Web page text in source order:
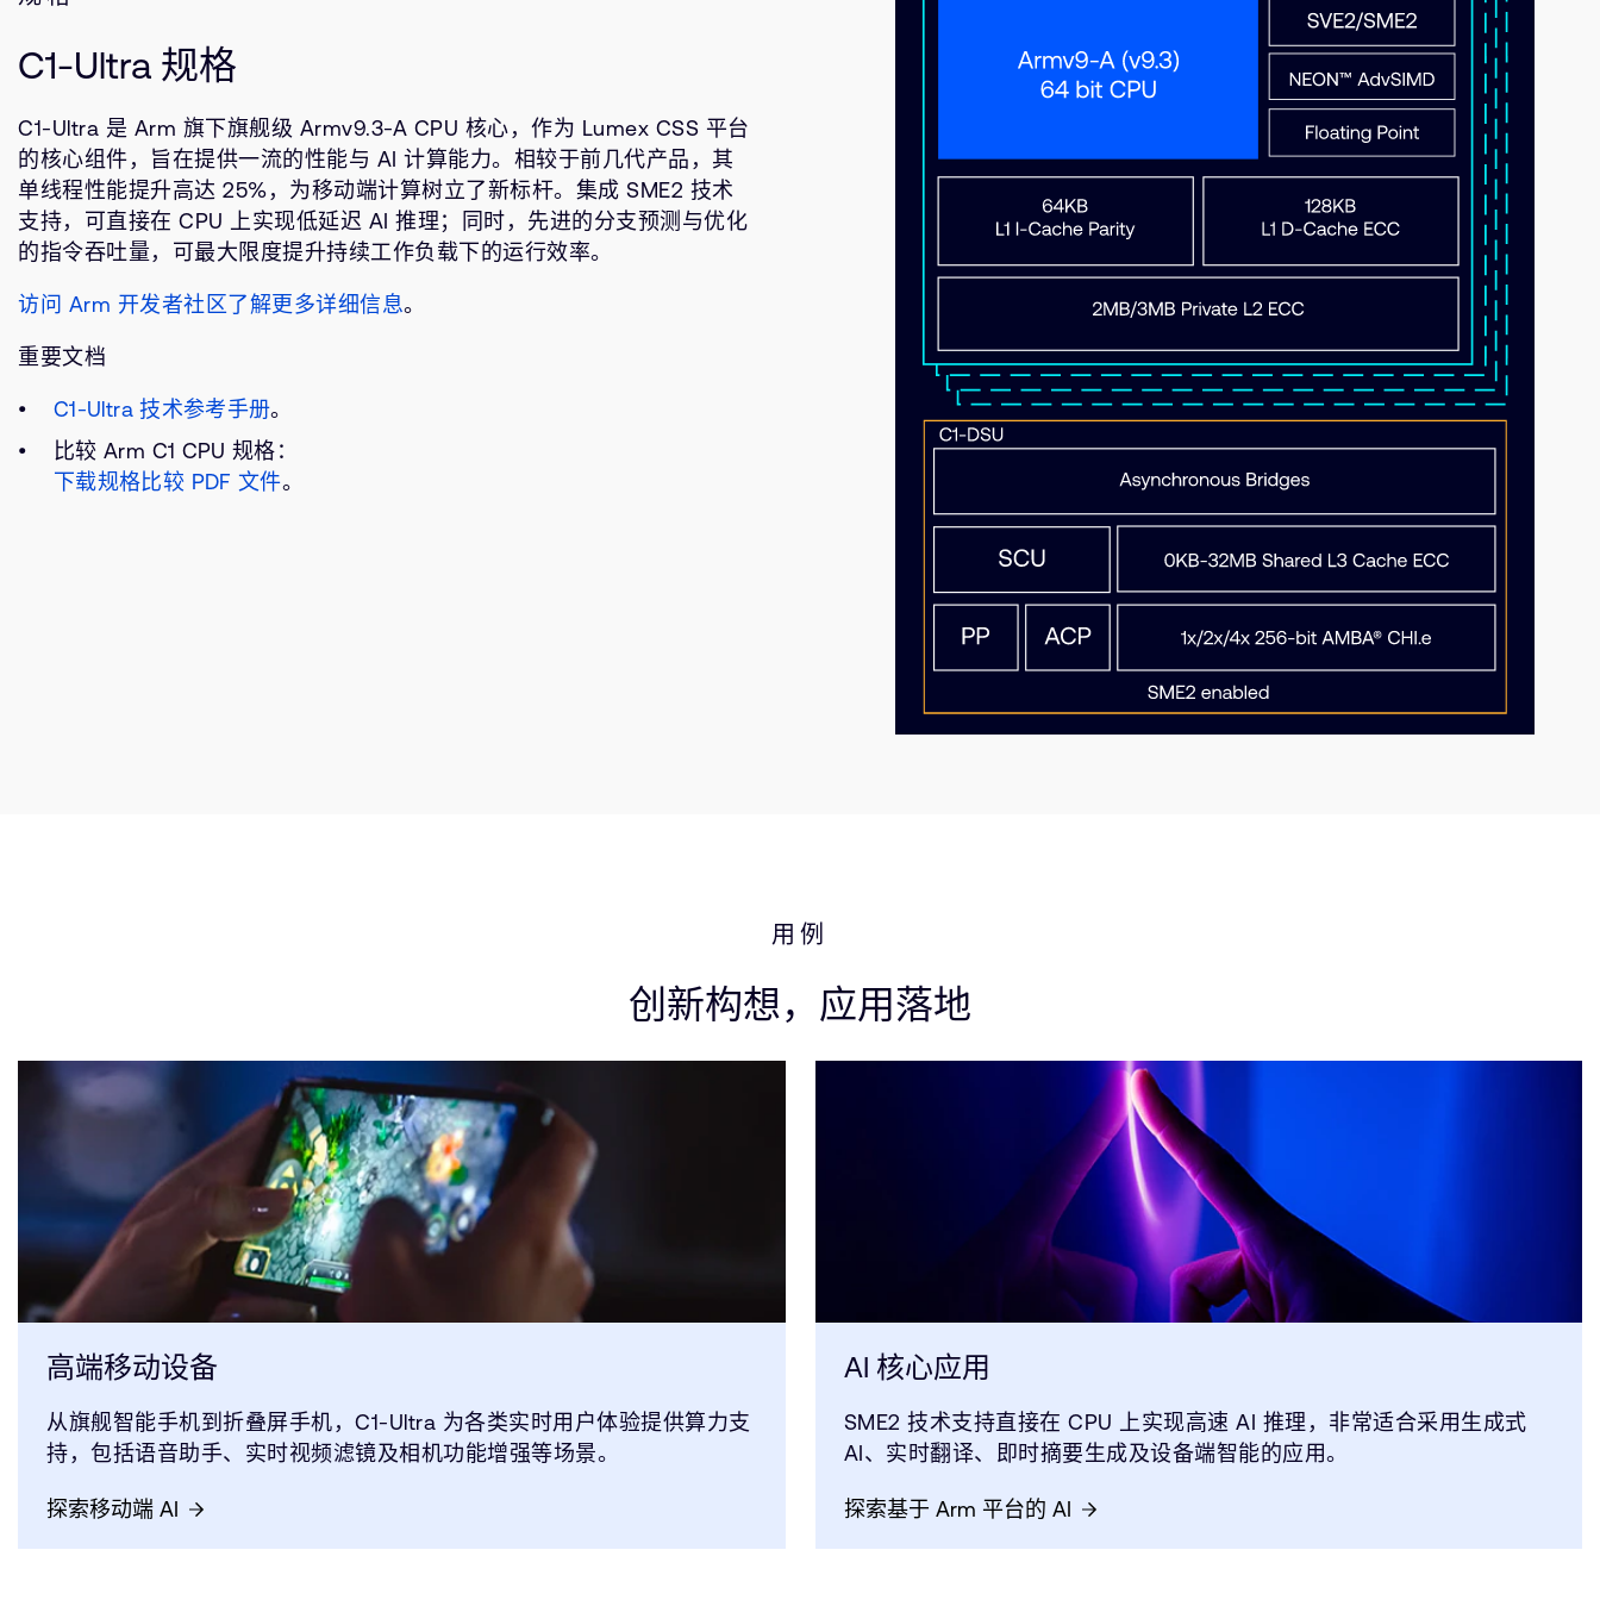
C1-Ultra 规格
C1-Ultra 是 Arm 旗下旗舰级 Armv9.3-A CPU 核心，作为 Lumex CSS 平台
的核心组件，旨在提供一流的性能与 AI 计算能力。相较于前几代产品，其
单线程性能提升高达 25%，为移动端计算树立了新标杆。集成 SME2 技术
支持，可直接在 CPU 上实现低延迟 AI 推理；同时，先进的分支预测与优化
的指令吞吐量，可最大限度提升持续工作负载下的运行效率。
访问 Arm 开发者社区了解更多详细信息。
重要文档
C1-Ultra 技术参考手册。
比较 Arm C1 CPU 规格：
下载规格比较 PDF 文件。
用例
创新构想，应用落地
高端移动设备
从旗舰智能手机到折叠屏手机，C1-Ultra 为各类实时用户体验提供算力支
持，包括语音助手、实时视频滤镜及相机功能增强等场景。
探索移动端 AI
AI 核心应用
SME2 技术支持直接在 CPU 上实现高速 AI 推理，非常适合采用生成式
AI、实时翻译、即时摘要生成及设备端智能的应用。
探索基于 Arm 平台的 AI